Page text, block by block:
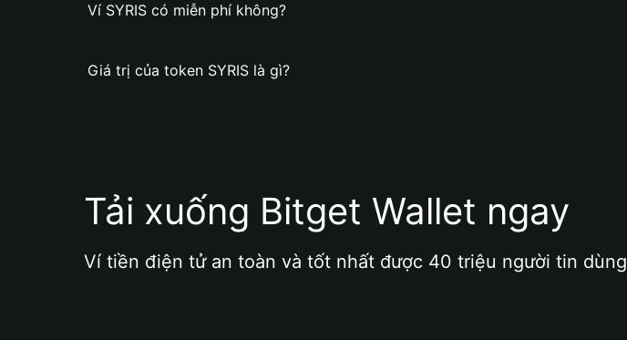
Ví SYRIS có miễn phí không?
Giá trị của token SYRIS là gì?
Tải xuống Bitget Wallet ngay
Ví tiền điện tử an toàn và tốt nhất được 40 triệu người tin dùng